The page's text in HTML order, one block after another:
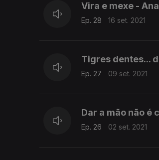
Vira e mexe -
Ep. 28 16 set. 2021
Tigres dentes...
Ep. 27 09 set. 2021
Dar a mão não é
Ep. 26 02 set. 2021